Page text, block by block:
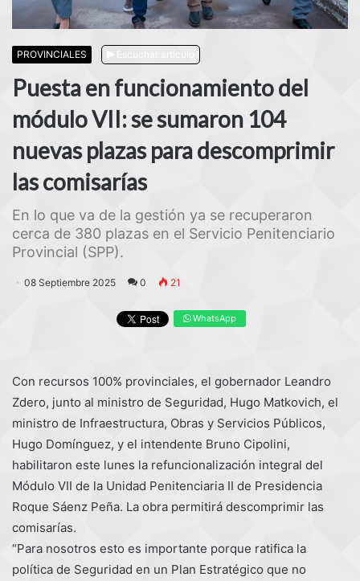
PROVINCIALES
Puesta en funcionamiento del
módulo VII: se sumaron 104
nuevas plazas para descomprimir
las comisarías
En lo que va de la gestión ya se recuperaron
cerca de 380 plazas en el Servicio Penitenciario
Provincial (SPP).
08 Septiembre 2025 0 21
WhatsApp
Con recursos 100% provinciales, el gobernador Leandro
Zdero, junto al ministro de Seguridad, Hugo Matkovich, el
ministro de Infraestructura, Obras y Servicios Públicos,
Hugo Domínguez, y el intendente Bruno Cipolini,
habilitaron este lunes la refuncionalización integral del
Módulo VII de la Unidad Penitenciaria II de Presidencia
Roque Sáenz Peña. La obra permitirá descomprimir las
comisarías.
“Para nosotros esto es importante porque ratifica la
política de Seguridad en un Plan Estratégico que no